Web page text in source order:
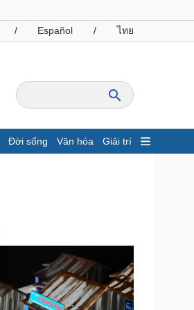
/ Español / ไทย
Đời sống Văn hóa Giải trí
Giá cà phê
Công nghệ
Sành điệu